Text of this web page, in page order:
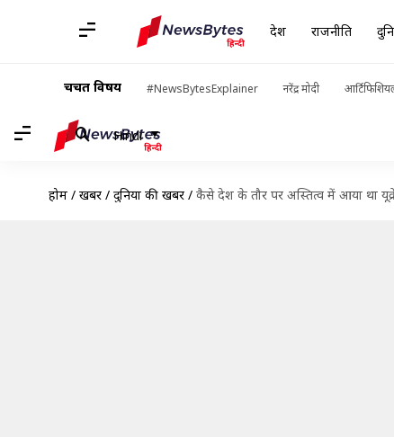
देश राजनीति
चर्चित विषय #NewsBytesExplainer नरेंद्र मोदी
Hindi
होम / खबरें / दुनिया की खबरें / कैसे देश के तौर पर अस्तित्व में आया था